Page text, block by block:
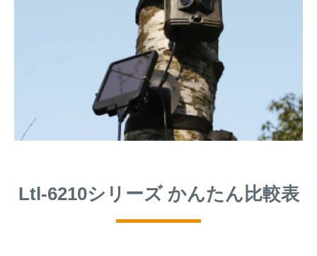
Ltl-6210シリーズ かんたん比較表